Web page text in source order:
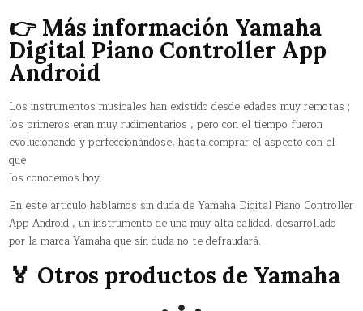
👉 Más información Yamaha
Digital Piano Controller App
Android
Los instrumentos musicales han existido desde edades muy remotas ;
los primeros eran muy rudimentarios , pero con el tiempo fueron
evolucionando y perfeccionándose, hasta comprar el aspecto con el
que
los conocemos hoy.
En este artículo hablamos sin duda de Yamaha Digital Piano Controller
App Android , un instrumento de una muy alta calidad, desarrollado
por la marca Yamaha que sin duda no te defraudará.
🏅 Otros productos de Yamaha